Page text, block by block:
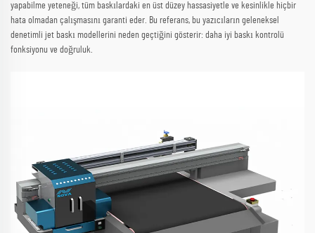
yapabilme yeteneği, tüm baskılardaki en üst düzey hassasiyetle ve kesinlikle hiçbir
hata olmadan çalışmasını garanti eder. Bu referans, bu yazıcıların geleneksel
denetimli jet baskı modellerini neden geçtiğini gösterir: daha iyi baskı kontrolü
fonksiyonu ve doğruluk.